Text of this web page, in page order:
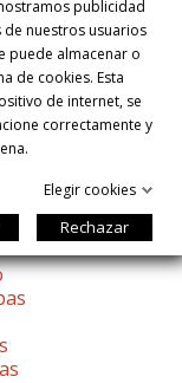
sobre la que
de las patatas
y mezclar los
DE GAMBAS
publicidad
nuestros usuarios
puede almacenar o
de cookies. Esta
de internet, se
correctamente y
Elegir cookies
Rechazar